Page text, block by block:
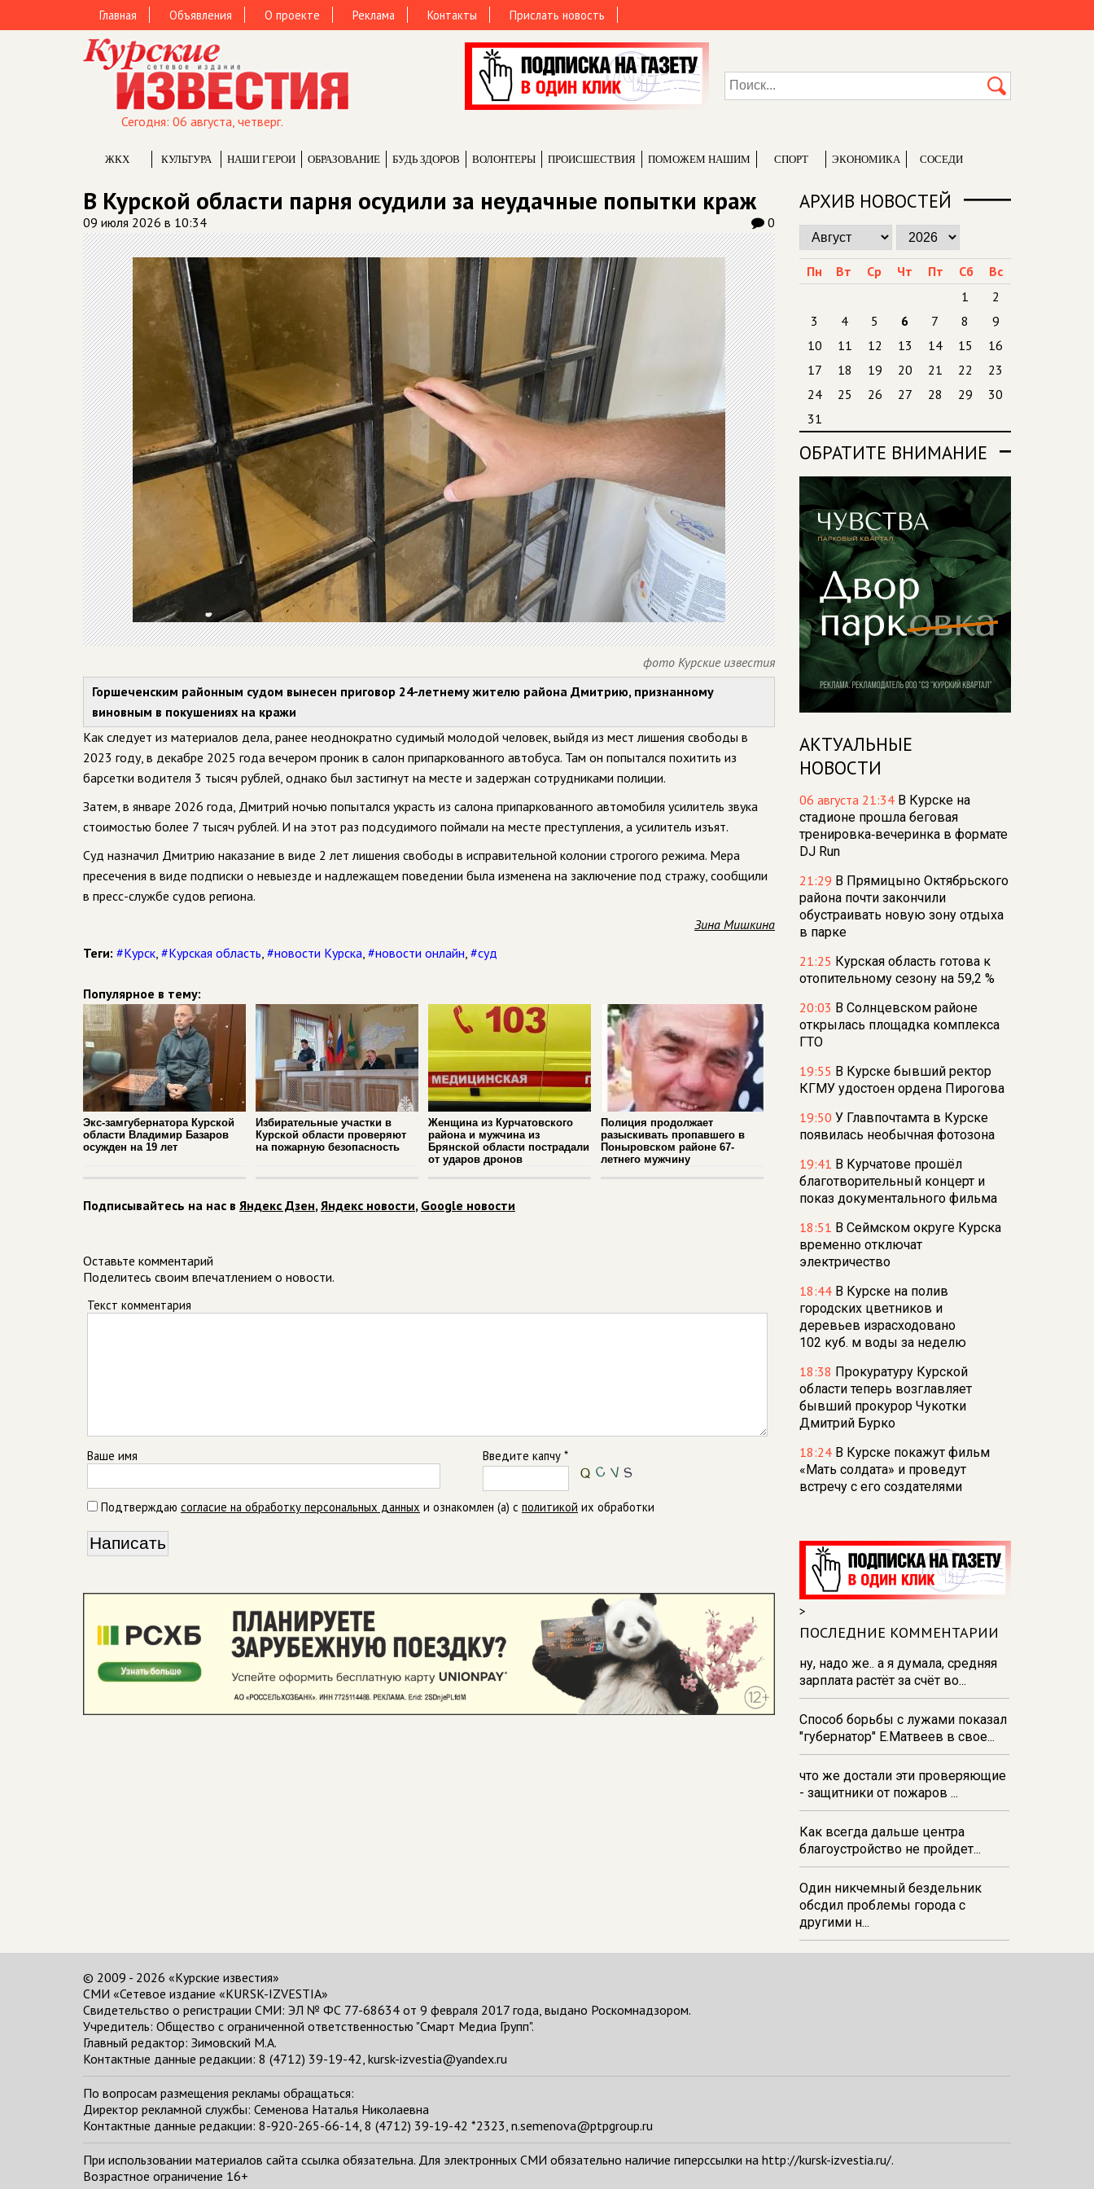
Главная Объявления О проекте Реклама Контакты Прислать новость
Сегодня: 06 августа, четверг.
ЖКХ КУЛЬТУРА НАШИ ГЕРОИ ОБРАЗОВАНИЕ БУДЬ ЗДОРОВ ВОЛОНТЕРЫ ПРОИCШЕСТВИЯ ПОМОЖЕМ НАШИМ СПОРТ ЭКОНОМИКА СОСЕДИ
В Курской области парня осудили за неудачные попытки краж
09 июля 2026 в 10:34 0
фото Курские известия
Горшеченским районным судом вынесен приговор 24-летнему жителю района Дмитрию, признанному
виновным в покушениях на кражи
Как следует из материалов дела, ранее неоднократно судимый молодой человек, выйдя из мест лишения свободы в
2023 году, в декабре 2025 года вечером проник в салон припаркованного автобуса. Там он попытался похитить из
барсетки водителя 3 тысяч рублей, однако был застигнут на месте и задержан сотрудниками полиции.
Затем, в январе 2026 года, Дмитрий ночью попытался украсть из салона припаркованного автомобиля усилитель звука
стоимостью более 7 тысяч рублей. И на этот раз подсудимого поймали на месте преступления, а усилитель изъят.
Суд назначил Дмитрию наказание в виде 2 лет лишения свободы в исправительной колонии строгого режима. Мера
пресечения в виде подписки о невыезде и надлежащем поведении была изменена на заключение под стражу, сообщили
в пресс-службе судов региона.
Зина Мишкина
Теги: #Курск, #Курская область, #новости Курска, #новости онлайн, #суд
Популярное в тему:
Экс-замгубернатора Курской
области Владимир Базаров
осужден на 19 лет
Избирательные участки в
Курской области проверяют
на пожарную безопасность
Женщина из Курчатовского
района и мужчина из
Брянской области пострадали
от ударов дронов
Полиция продолжает
разыскивать пропавшего в
Поныровском районе 67-
летнего мужчину
Подписывайтесь на нас в Яндекс Дзен,Яндекс новости, Google новости
Оставьте комментарий
Поделитесь своим впечатлением о новости.
Текст комментария
Ваше имя Введите капчу *
Подтверждаю согласие на обработку персональных данных и ознакомлен (а) с политикой их обработки
АРХИВ НОВОСТЕЙ
Пн Вт Ср Чт Пт Сб
Вс
1
2
3
4 5 6 7 8
9
10
11 12 13 14 15
16
17
18 19 20 21 22
23
24
25 26 27 28 29
30
31
ОБРАТИТЕ ВНИМАНИЕ
АКТУАЛЬНЫЕ
НОВОСТИ
06 августа 21:34 В Курске на
стадионе прошла беговая
тренировка‑вечеринка в формате
DJ Run
21:29 В Прямицыно Октябрьского
района почти закончили
обустраивать новую зону отдыха
в парке
21:25 Курская область готова к
отопительному сезону на 59,2 %
20:03 В Солнцевском районе
открылась площадка комплекса
ГТО
19:55 В Курске бывший ректор
КГМУ удостоен ордена Пирогова
19:50 У Главпочтамта в Курске
появилась необычная фотозона
19:41 В Курчатове прошёл
благотворительный концерт и
показ документального фильма
18:51 В Сеймском округе Курска
временно отключат
электричество
18:44 В Курске на полив
городских цветников и
деревьев израсходовано
102 куб. м воды за неделю
18:38 Прокуратуру Курской
области теперь возглавляет
бывший прокурор Чукотки
Дмитрий Бурко
18:24 В Курске покажут фильм
«Мать солдата» и проведут
встречу с его создателями
из‑за проблем с водоснабжением
17:23
В Курске установили две
камеры ПДД на превышение
скорости
16:55В Курске жителя
Тюменской области осудили за
незаконную перевозку
взрывчатки
16:47В Курске капремонт дорог
выполнен на 54%
>
ПОСЛЕДНИЕ КОММЕНТАРИИ
ну, надо же.. а я думала, средняя
зарплата растёт за счёт во...
Способ борьбы с лужами показал
"губернатор" Е.Матвеев в свое...
что же достали эти проверяющие
- защитники от пожаров ...
Как всегда дальше центра
благоустройство не пройдет...
Один никчемный бездельник
обсдил проблемы города с
другими н...
© 2009 - 2026 «Курские известия»
СМИ «Сетевое издание «KURSK-IZVESTIA»
Свидетельство о регистрации СМИ: ЭЛ № ФС 77-68634 от 9 февраля 2017 года, выдано Роскомнадзором.
Учредитель: Общество с ограниченной ответственностью "Смарт Медиа Групп".
Главный редактор: Зимовский М.А.
Контактные данные редакции: 8 (4712) 39-19-42, kursk-izvestia@yandex.ru
По вопросам размещения рекламы обращаться:
Директор рекламной службы: Семенова Наталья Николаевна
Контактные данные редакции: 8-920-265-66-14, 8 (4712) 39-19-42 *2323, n.semenova@ptpgroup.ru
При использовании материалов сайта ссылка обязательна. Для электронных СМИ обязательно наличие гиперссылки на http://kursk-izvestia.ru/.
Возрастное ограничение 16+